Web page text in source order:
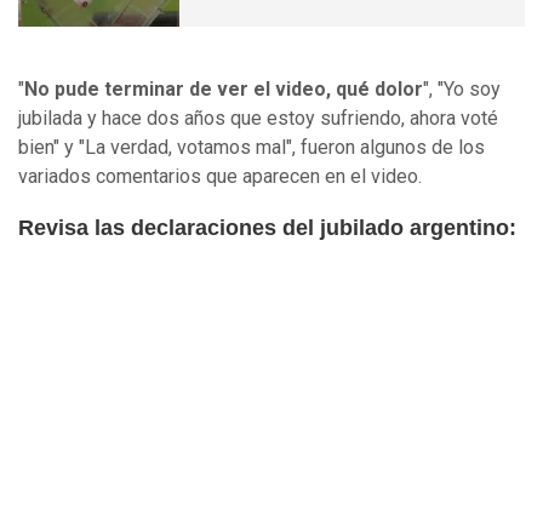
" No pude terminar de ver el video, qué dolor", "Yo soy
jubilada y hace dos años que estoy sufriendo, ahora voté
bien" y "La verdad, votamos mal", fueron algunos de los
variados comentarios que aparecen en el video.
Revisa las declaraciones del jubilado argentino: